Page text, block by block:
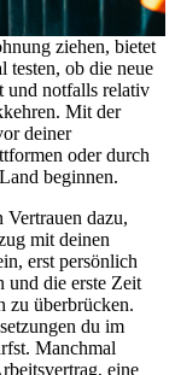
ziehen, bietet
testen, ob die neue
und notfalls relativ
Mit der
deiner
oder durch
beginnen.
dazu,
mit deinen
erst persönlich
und die erste Zeit
zu überbrücken.
du im
Manchmal
eine